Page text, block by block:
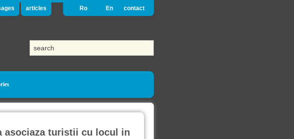
articles Ro En contact
asociaza turistii cu locul in